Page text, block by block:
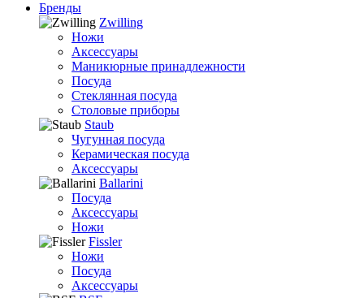
Бренды
Zwilling
Ножи
Аксессуары
Маникюрные принадлежности
Посуда
Стеклянная посуда
Столовые приборы
Staub
Чугунная посуда
Керамическая посуда
Аксессуары
Ballarini
Посуда
Аксессуары
Ножи
Fissler
Ножи
Посуда
Аксессуары